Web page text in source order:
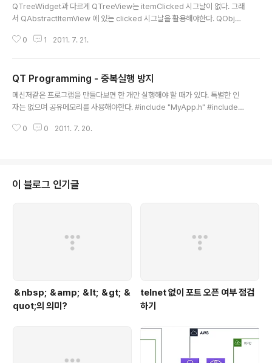
QTreeWidget과 다르게 QTreeView는 itemClicked 시그날이 없다. 그래
서 QAbstractItemView 에 있는 clicked 시그날을 활용해야한다. QObjec
s, SLOT(itemClicked(const QModelIndex))); itemClicked 슬롯은 인
c.qt.nokia.com/4.7/qmodelindex.html 보통 클릭시에는 해당 인덱스의
데이터를 필요로 한다. 데이터를 가져오는 ..
0 1 2011. 7. 21.
QT Programming - 중복실행 방지
메신저같은 프로그램을 만들다보면 한 개만 실행해야 할 때가 있다. 특별한 인
자는 없으며 공유메모리를 사용해야한다. #include "MyApp.h" #include #
v); MyApp w; QSharedMemory shared("very-very-unique-key");
0 0 2011. 7. 20.
이 블로그 인기글
＆nbsp; ＆amp; ＆lt; ＆gt; ＆
quot;의 의미?
telnet 없이 포트 오픈 여부 점검
하기